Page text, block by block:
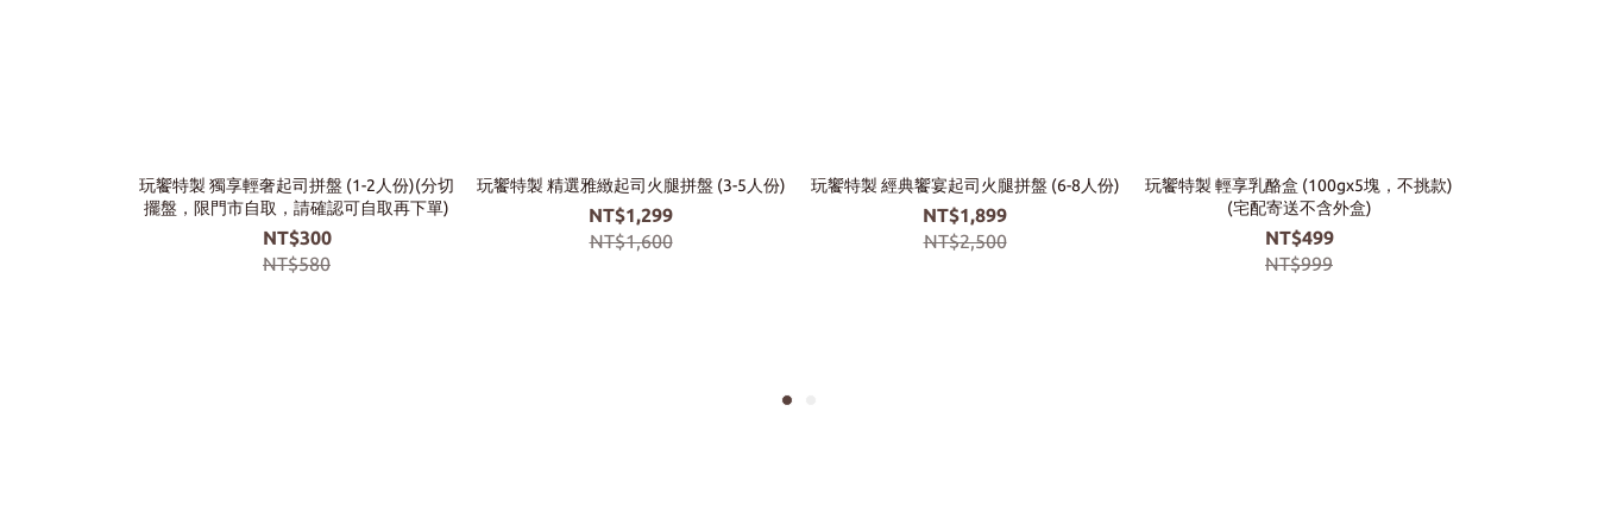
玩饗特製 獨享輕奢起司拼盤 (1-2人份)(分切
擺盤，限門市自取，請確認可自取再下單)
NT$300
NT$580
玩饗特製 精選雅緻起司火腿拼盤 (3-5人份)
NT$1,299
NT$1,600
玩饗特製 經典饗宴起司火腿拼盤 (6-8人份)
NT$1,899
NT$2,500
玩饗特製 輕享乳酪盒 (100gx5塊，不挑款)
(宅配寄送不含外盒)
NT$499
NT$999